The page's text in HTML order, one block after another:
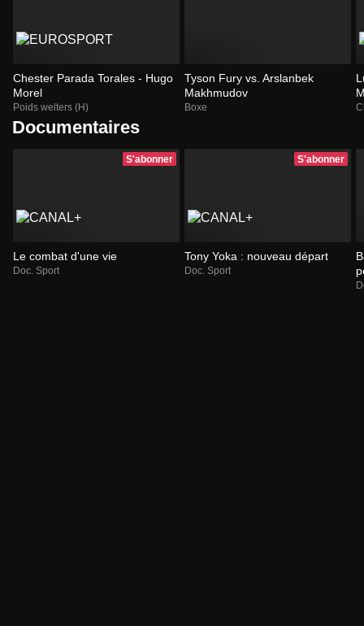
Chester Parada Torales - Hugo
Morel
Poids welters (H)
Tyson Fury vs. Arslanbek
Makhmudov
Boxe
Documentaires
S'abonner
Le combat d'une vie
Doc. Sport
S'abonner
Tony Yoka : nouveau départ
Doc. Sport